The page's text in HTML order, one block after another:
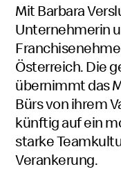
Mit Barbara
Unternehmerin
Österreich. Die
übernimmt das
Bürs von ihrem
künftig auf ein
starke
Verankerung.